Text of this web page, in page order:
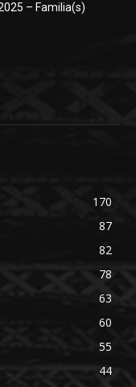
– Familia(s)
170
87
82
78
63
60
55
44